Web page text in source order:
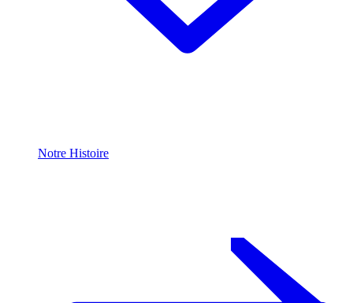
Notre Histoire